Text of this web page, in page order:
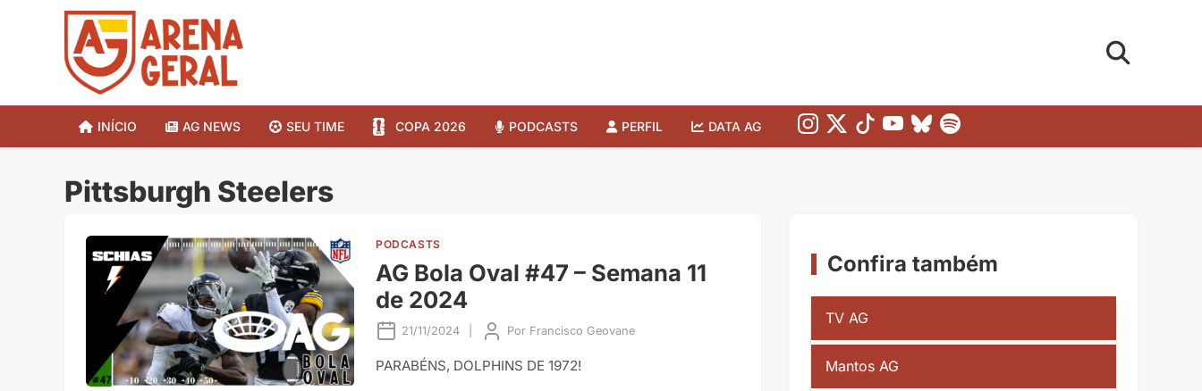
INÍCIO AG NEWS SEU TIME COPA 2026 PODCASTS PERFIL DATA AG
Pittsburgh Steelers
PODCASTS
AG Bola Oval #47 – Semana 11
de 2024
21/11/2024 Por Francisco Geovane
PARABÉNS, DOLPHINS DE 1972!
Confira também
TV AG
Mantos AG